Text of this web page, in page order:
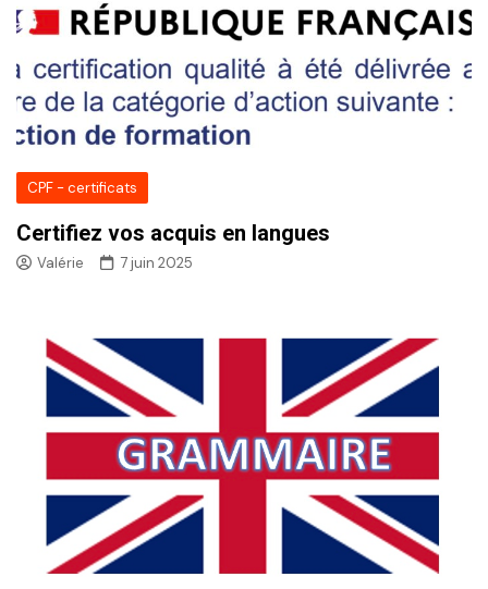
CPF - certificats
Certifiez vos acquis en langues
Valérie 7 juin 2025